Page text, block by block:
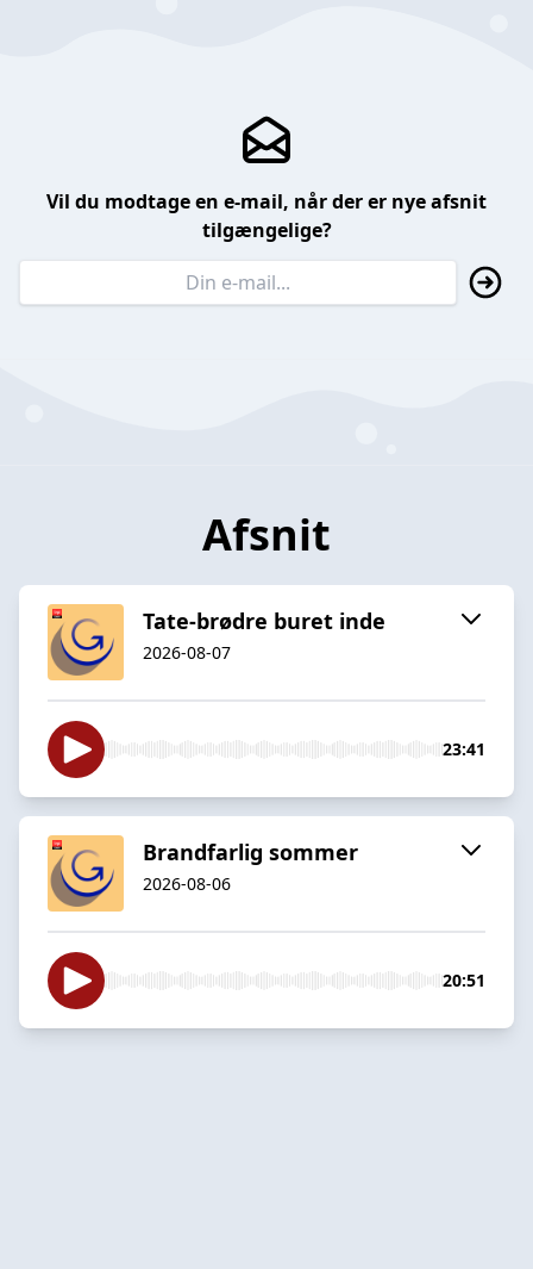
Vil du modtage en e-mail, når der er nye afsnit
tilgængelige?
Afsnit
Tate-brødre buret inde
2026-08-07
23:41
Brandfarlig sommer
2026-08-06
20:51